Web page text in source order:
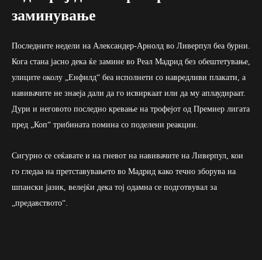
заминување
Последните недели на Александер-Арнолд во Ливерпул беа бурни.
Кога стана јасно дека ќе замине во Реал Мадрид без обештетување,
улиците околу „Енфилд“ беа исполнети со навредливи плакати, а
навивачите не знаеја дали да го исвиркаат или да му аплаудираат.
Дури и неговото последно кревање на трофејот од Премиер лигата
пред „Коп“ трибината помина со поделени реакции.
Сигурно се сеќавате и на гневот на навивачите на Ливерпул, кои
го гледаа на претставувањето во Мадрид како течно зборува на
шпански јазик, велејќи дека тој одамна се подготвувал за
„предавството“.